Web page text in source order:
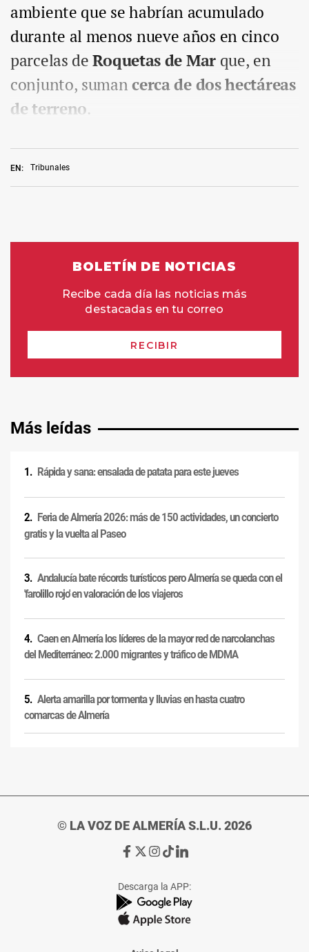
EN: Tribunales
ambiente que se habrían acumulado
durante al menos nueve años en cinco
parcelas deRoquetas de Marque, en
conjunto, sumancerca de dos hectáreas
de terreno.
Más leídas
Rápida y sana: ensalada de patata para este jueves
Feria de Almería 2026: más de 150 actividades, un concierto
gratis y la vuelta al Paseo
Andalucía bate récords turísticos pero Almería se queda con el
'farolillo rojo' en valoración de los viajeros
Caen en Almería los líderes de la mayor red de narcolanchas
del Mediterráneo: 2.000 migrantes y tráfico de MDMA
Alerta amarilla por tormenta y lluvias en hasta cuatro
comarcas de Almería
© LA VOZ DE ALMERÍA S.L.U. 2026
Ir
de
La
Voz
Almería
Ir
de
La
Voz
Almería
Ir
de
La
Voz
Almería
Ir
de
La
Voz
Almería
Ir
de
La
Voz
Descarga la APP: